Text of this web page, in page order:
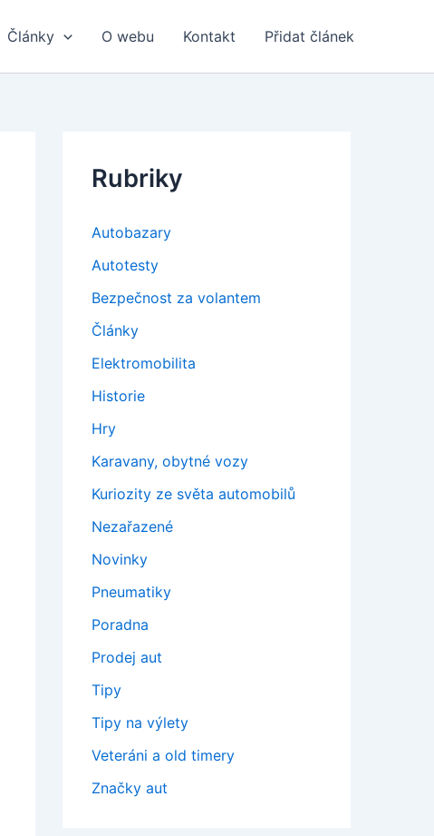
Články O webu Kontakt Přidat článek
Rubriky
Autobazary
Autotesty
Bezpečnost za volantem
Články
Elektromobilita
Historie
Hry
Karavany, obytné vozy
Kuriozity ze světa automobilů
Nezařazené
Novinky
Pneumatiky
Poradna
Prodej aut
Tipy
Tipy na výlety
Veteráni a old timery
Značky aut